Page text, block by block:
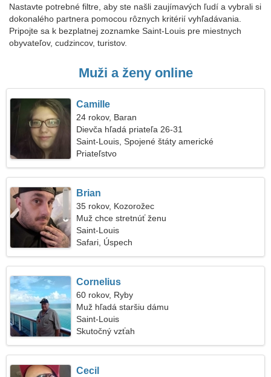
Nastavte potrebné filtre, aby ste našli zaujímavých ľudí a vybrali si
dokonalého partnera pomocou rôznych kritérií vyhľadávania.
Pripojte sa k bezplatnej zoznamke Saint-Louis pre miestnych
obyvateľov, cudzincov, turistov.
Muži a ženy online
Camille
24 rokov, Baran
Dievča hľadá priateľa 26-31
Saint-Louis, Spojené štáty americké
Priateľstvo
Brian
35 rokov, Kozorožec
Muž chce stretnúť ženu
Saint-Louis
Safari, Úspech
Cornelius
60 rokov, Ryby
Muž hľadá staršiu dámu
Saint-Louis
Skutočný vzťah
Cecil